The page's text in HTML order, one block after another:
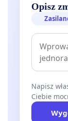
formuły,
omen)
kosztem ludzi).
Apelujemy o
kształcie, w
słuchaczki.
Opisz
Napisz
Ciebie